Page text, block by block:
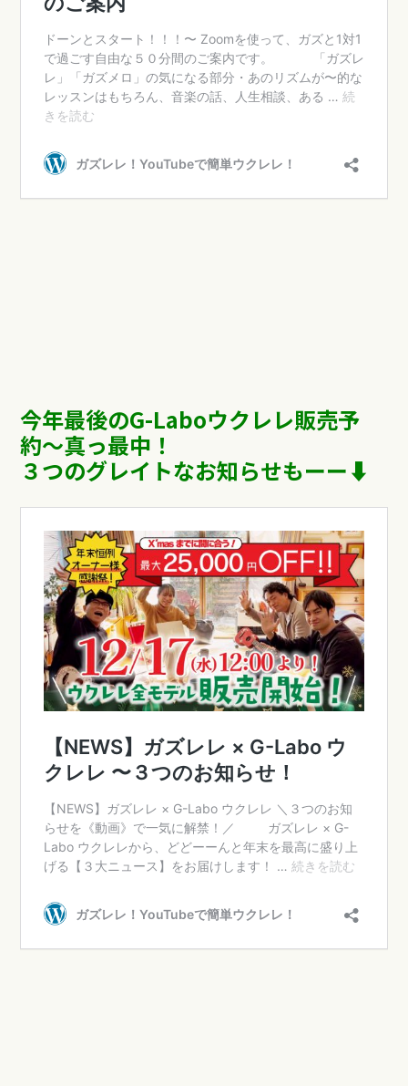
今年最後のG-Laboウクレレ販売予
約〜真っ最中！
３つのグレイトなお知らせもーー⬇︎